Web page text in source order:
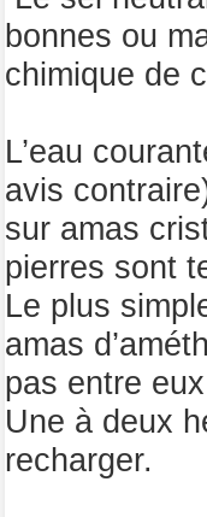
bonnes ou
chimique de
L’eau
avis
sur amas
pierres sont
Le plus
amas
pas entre
Une à deux
recharger.